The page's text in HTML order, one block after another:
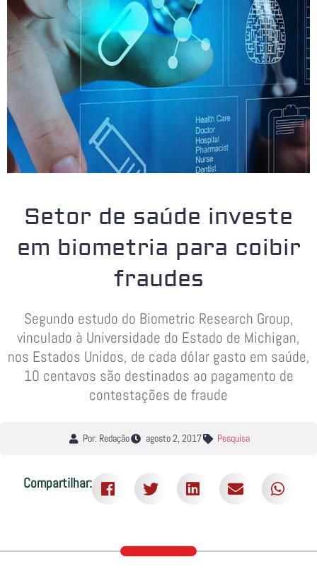
Setor de saúde investe
em biometria para coibir
fraudes
Segundo estudo do Biometric Research Group,
vinculado à Universidade do Estado de Michigan,
nos Estados Unidos, de cada dólar gasto em saúde,
10 centavos são destinados ao pagamento de
contestações de fraude
Por: Redação agosto 2, 2017 Pesquisa
Compartilhar: